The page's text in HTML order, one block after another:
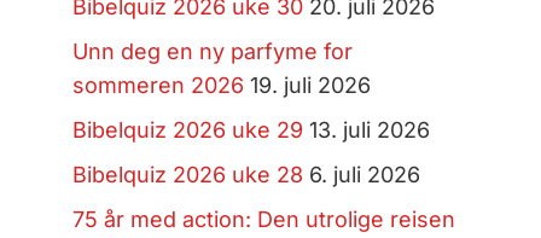
Bibelquiz 2026 uke 30 20. juli 2026
Unn deg en ny parfyme for
sommeren 2026 19. juli 2026
Bibelquiz 2026 uke 29 13. juli 2026
Bibelquiz 2026 uke 28 6. juli 2026
75 år med action: Den utrolige reisen